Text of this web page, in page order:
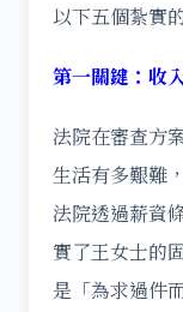
以下五個紮實
第一關鍵：收
法院在審查方
生活有多艱難
法院透過薪資
實了王女士的
是「為求過件